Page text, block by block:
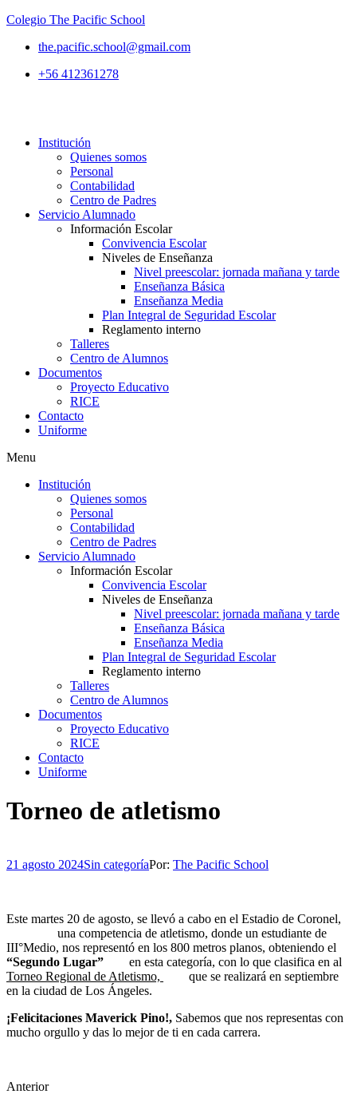
Colegio The Pacific School
the.pacific.school@gmail.com
+56 412361278
Institución
Quienes somos
Personal
Contabilidad
Centro de Padres
Servicio Alumnado
Información Escolar
Convivencia Escolar
Niveles de Enseñanza
Nivel preescolar: jornada mañana y tarde
Enseñanza Básica
Enseñanza Media
Plan Integral de Seguridad Escolar
Reglamento interno
Talleres
Centro de Alumnos
Documentos
Proyecto Educativo
RICE
Contacto
Uniforme
Menu
Institución
Quienes somos
Personal
Contabilidad
Centro de Padres
Servicio Alumnado
Información Escolar
Convivencia Escolar
Niveles de Enseñanza
Nivel preescolar: jornada mañana y tarde
Enseñanza Básica
Enseñanza Media
Plan Integral de Seguridad Escolar
Reglamento interno
Talleres
Centro de Alumnos
Documentos
Proyecto Educativo
RICE
Contacto
Uniforme
Torneo de atletismo
21 agosto 2024Sin categoríaPor: The Pacific School
Este martes 20 de agosto, se llevó a cabo en el Estadio de Coronel,
una competencia de atletismo, donde un estudiante de
III°Medio, nos representó en los 800 metros planos, obteniendo el
“Segundo Lugar” en esta categoría, con lo que clasifica en al
Torneo Regional de Atletismo,
que se realizará en septiembre
en la ciudad de Los Ángeles.
¡Felicitaciones Maverick Pino!, Sabemos que nos representas con
mucho orgullo y das lo mejor de ti en cada carrera.
Anterior